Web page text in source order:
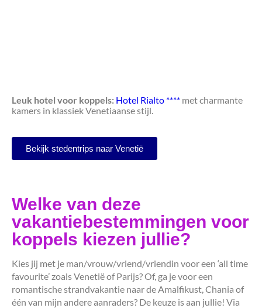
Leuk hotel voor koppels: Hotel Rialto **** met charmante
kamers in klassiek Venetiaanse stijl.
Bekijk stedentrips naar Venetië
Welke van deze
vakantiebestemmingen voor
koppels kiezen jullie?
Kies jij met je man/vrouw/vriend/vriendin voor een ‘all time
favourite’ zoals Venetië of Parijs? Of, ga je voor een
romantische strandvakantie naar de Amalfikust, Chania of
één van mijn andere aanraders? De keuze is aan jullie! Via